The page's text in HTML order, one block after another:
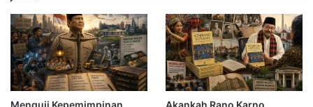
Menguji Kepemimpinan
Akankah Rano Karno